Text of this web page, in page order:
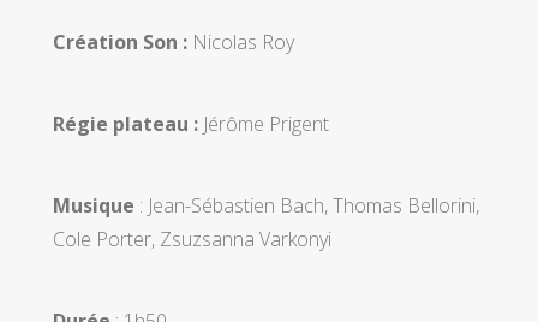
Création Son : Nicolas Roy
Régie plateau : Jérôme Prigent
Musique : Jean-Sébastien Bach, Thomas Bellorini,
Cole Porter, Zsuzsanna Varkonyi